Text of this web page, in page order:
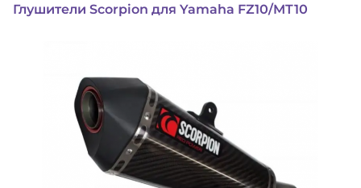
Глушители Scorpion для Yamaha FZ10/MT10